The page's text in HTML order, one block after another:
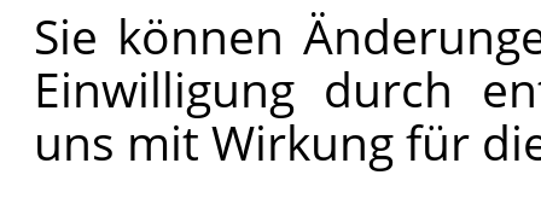
Sie können
Einwilligung durch
uns mit Wirkung für